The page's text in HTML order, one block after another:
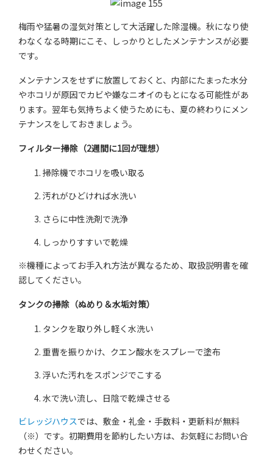
梅雨や猛暑の湿気対策として大活躍した除湿機。秋になり使
わなくなる時期にこそ、しっかりとしたメンテナンスが必要
です。
メンテナンスをせずに放置しておくと、内部にたまった水分
やホコリが原因でカビや嫌なニオイのもとになる可能性があ
ります。翌年も気持ちよく使うためにも、夏の終わりにメン
テナンスをしておきましょう。
フィルター掃除（2週間に1回が理想）
掃除機でホコリを吸い取る
汚れがひどければ水洗い
さらに中性洗剤で洗浄
しっかりすすいで乾燥
※機種によってお手入れ方法が異なるため、取扱説明書を確
認してください。
タンクの掃除（ぬめり＆水垢対策）
タンクを取り外し軽く水洗い
重曹を振りかけ、クエン酸水をスプレーで塗布
浮いた汚れをスポンジでこする
水で洗い流し、日陰で乾燥させる
ビレッジハウスでは、敷金・礼金・手数料・更新料が無料
（※）です。初期費用を節約したい方は、お気軽にお問い合
わせください。